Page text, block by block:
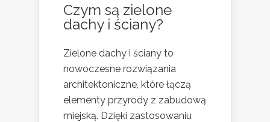
Czym są zielone
dachy i ściany?
Zielone dachy i ściany to
nowoczesne rozwiązania
architektoniczne, które łączą
elementy przyrody z zabudową
miejską. Dzięki zastosowaniu